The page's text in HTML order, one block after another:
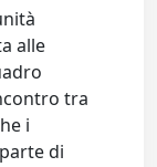
alle
tra
i
di